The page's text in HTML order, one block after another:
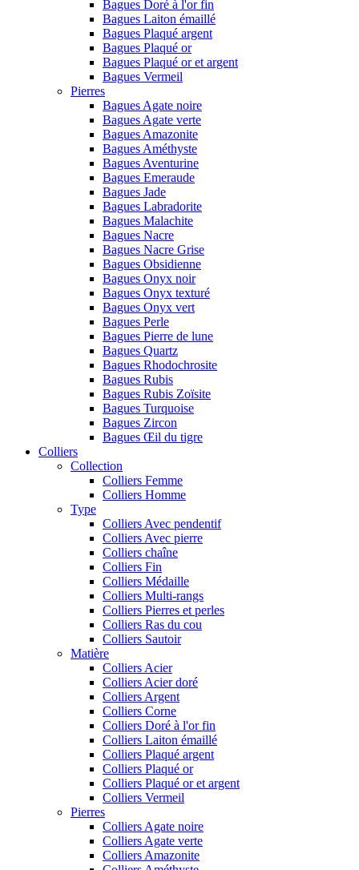
Bagues Doré à l'or fin
Bagues Laiton émaillé
Bagues Plaqué argent
Bagues Plaqué or
Bagues Plaqué or et argent
Bagues Vermeil
Pierres
Bagues Agate noire
Bagues Agate verte
Bagues Amazonite
Bagues Améthyste
Bagues Aventurine
Bagues Emeraude
Bagues Jade
Bagues Labradorite
Bagues Malachite
Bagues Nacre
Bagues Nacre Grise
Bagues Obsidienne
Bagues Onyx noir
Bagues Onyx texturé
Bagues Onyx vert
Bagues Perle
Bagues Pierre de lune
Bagues Quartz
Bagues Rhodochrosite
Bagues Rubis
Bagues Rubis Zoïsite
Bagues Turquoise
Bagues Zircon
Bagues Œil du tigre
Colliers
Collection
Colliers Femme
Colliers Homme
Type
Colliers Avec pendentif
Colliers Avec pierre
Colliers chaîne
Colliers Fin
Colliers Médaille
Colliers Multi-rangs
Colliers Pierres et perles
Colliers Ras du cou
Colliers Sautoir
Matière
Colliers Acier
Colliers Acier doré
Colliers Argent
Colliers Corne
Colliers Doré à l'or fin
Colliers Laiton émaillé
Colliers Plaqué argent
Colliers Plaqué or
Colliers Plaqué or et argent
Colliers Vermeil
Pierres
Colliers Agate noire
Colliers Agate verte
Colliers Amazonite